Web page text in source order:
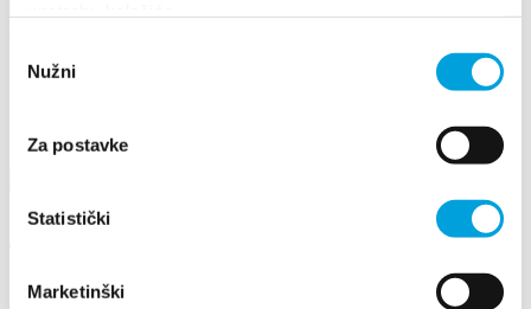
pristanka
Nužni
Za postavke
Statistički
Marketinški
17th DAYS OF TRADITION, ECO ETHNO FAIR AND
Lire la suite
Lire la suite